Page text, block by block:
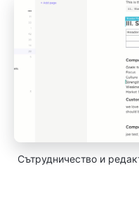
Сътрудничество и